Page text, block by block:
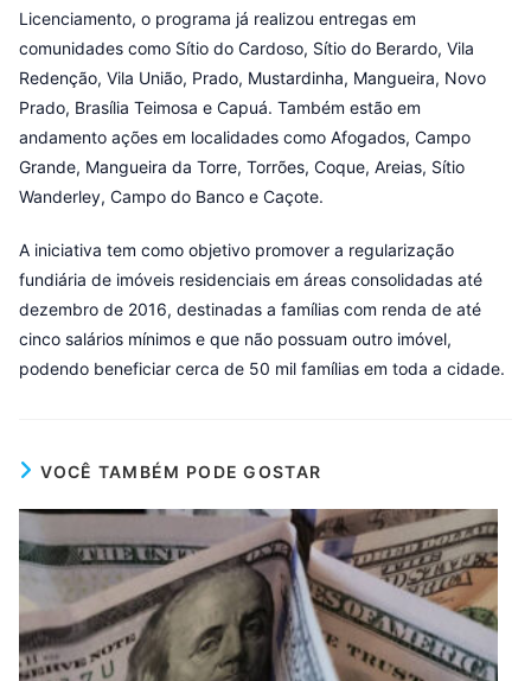
Licenciamento, o programa já realizou entregas em
comunidades como Sítio do Cardoso, Sítio do Berardo, Vila
Redenção, Vila União, Prado, Mustardinha, Mangueira, Novo
Prado, Brasília Teimosa e Capuá. Também estão em
andamento ações em localidades como Afogados, Campo
Grande, Mangueira da Torre, Torrões, Coque, Areias, Sítio
Wanderley, Campo do Banco e Caçote.
A iniciativa tem como objetivo promover a regularização
fundiária de imóveis residenciais em áreas consolidadas até
dezembro de 2016, destinadas a famílias com renda de até
cinco salários mínimos e que não possuam outro imóvel,
podendo beneficiar cerca de 50 mil famílias em toda a cidade.
VOCÊ TAMBÉM PODE GOSTAR